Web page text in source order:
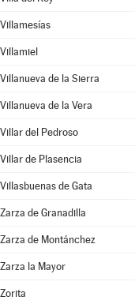
Villamesías
Villamiel
Villanueva de la Sierra
Villanueva de la Vera
Villar del Pedroso
Villar de Plasencia
Villasbuenas de Gata
Zarza de Granadilla
Zarza de Montánchez
Zarza la Mayor
Zorita